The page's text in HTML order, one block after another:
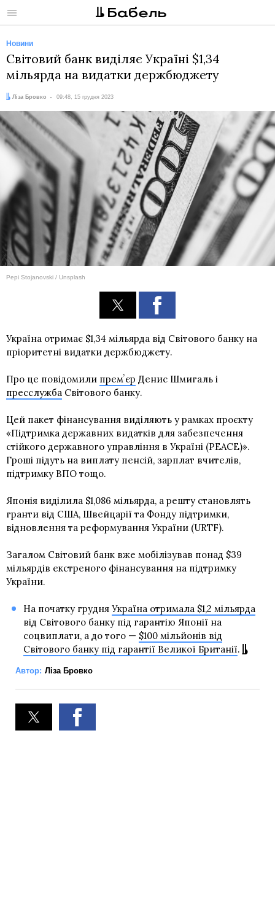
Меню
Новини
Світовий банк виділяє Україні $1,34
мільярда на видатки держбюджету
Автор:
Ліза Бровко
Дата: 09:48, 15 грудня 2023
Pepi Stojanovski / Unsplash
Україна отримає $1,34 мільярда від Світового банку на
пріоритетні видатки держбюджету.
Про це повідомили премʼєр Денис Шмигаль і
пресслужба Світового банку.
Цей пакет фінансування виділяють у рамках проєкту
«Підтримка державних видатків для забезпечення
стійкого державного управління в Україні (PEACE)».
Гроші підуть на виплату пенсій, зарплат вчителів,
підтримку ВПО тощо.
Японія виділила $1,086 мільярда, а решту становлять
гранти від США, Швейцарії та Фонду підтримки,
відновлення та реформування України (URTF).
Загалом Світовий банк вже мобілізував понад $39
мільярдів екстреного фінансування на підтримку
України.
На початку грудня Україна отримала $1,2 мільярда
від Світового банку під гарантію Японії на
соцвиплати, а до того — $100 мільйонів від
Світового банку під гарантії Великої Британії.
Автор: Ліза Бровко